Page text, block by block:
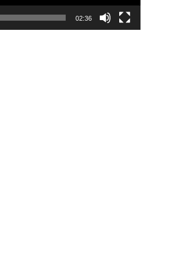
02:36